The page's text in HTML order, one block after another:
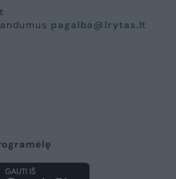
pagalba@lrytas.lt